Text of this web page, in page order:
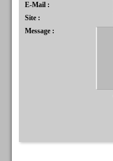
E-Mail :
Site :
Message :